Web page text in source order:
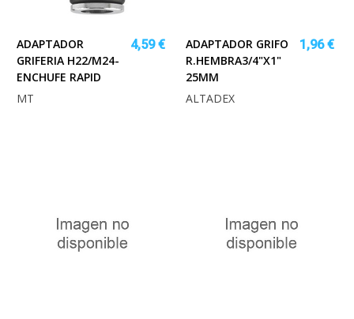
ADAPTADOR
GRIFERIA H22/M24-
ENCHUFE RAPID
4,59 €
MT
ADAPTADOR GRIFO
R.HEMBRA3/4"X1"
25MM
1,96 €
ALTADEX